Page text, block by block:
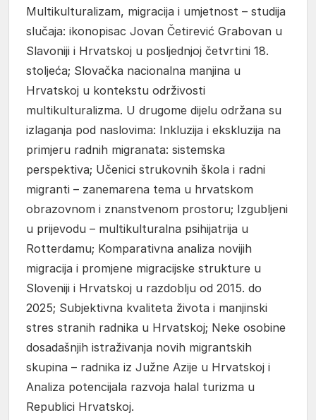
Multikulturalizam, migracija i umjetnost – studija
slučaja: ikonopisac Jovan Četirević Grabovan u
Slavoniji i Hrvatskoj u posljednjoj četvrtini 18.
stoljeća; Slovačka nacionalna manjina u
Hrvatskoj u kontekstu održivosti
multikulturalizma. U drugome dijelu održana su
izlaganja pod naslovima: Inkluzija i ekskluzija na
primjeru radnih migranata: sistemska
perspektiva; Učenici strukovnih škola i radni
migranti – zanemarena tema u hrvatskom
obrazovnom i znanstvenom prostoru; Izgubljeni
u prijevodu – multikulturalna psihijatrija u
Rotterdamu; Komparativna analiza novijih
migracija i promjene migracijske strukture u
Sloveniji i Hrvatskoj u razdoblju od 2015. do
2025; Subjektivna kvaliteta života i manjinski
stres stranih radnika u Hrvatskoj; Neke osobine
dosadašnjih istraživanja novih migrantskih
skupina – radnika iz Južne Azije u Hrvatskoj i
Analiza potencijala razvoja halal turizma u
Republici Hrvatskoj.